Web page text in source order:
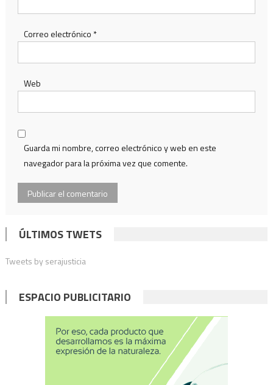
Correo electrónico *
Web
Guarda mi nombre, correo electrónico y web en este
navegador para la próxima vez que comente.
ÚLTIMOS TWETS
Tweets by serajusticia
ESPACIO PUBLICITARIO